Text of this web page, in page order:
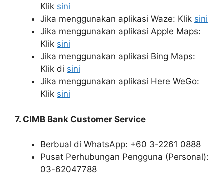
Klik sini
Jika menggunakan aplikasi Waze: Klik sini
Jika menggunakan aplikasi Apple Maps:
Klik sini
Jika menggunakan aplikasi Bing Maps:
Klik di sini
Jika menggunakan aplikasi Here WeGo:
Klik sini
7. CIMB Bank Customer Service
Berbual di WhatsApp: +60 3-2261 0888
Pusat Perhubungan Pengguna (Personal):
03-62047788